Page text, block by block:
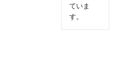
ていま
す。